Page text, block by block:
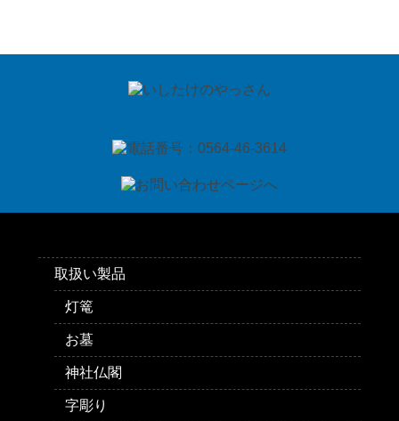
取扱い製品
灯篭
お墓
神社仏閣
字彫り